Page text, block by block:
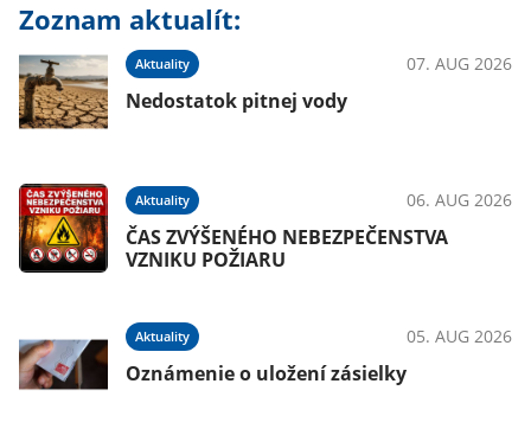
Zoznam aktualít:
Aktuality 07. AUG 2026
Nedostatok pitnej vody
Aktuality 06. AUG 2026
ČAS ZVÝŠENÉHO NEBEZPEČENSTVA
VZNIKU POŽIARU
Aktuality 05. AUG 2026
Oznámenie o uložení zásielky